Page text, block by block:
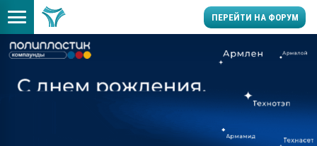
ПЕРЕЙТИ НА ФОРУМ
заводу пластмасс"